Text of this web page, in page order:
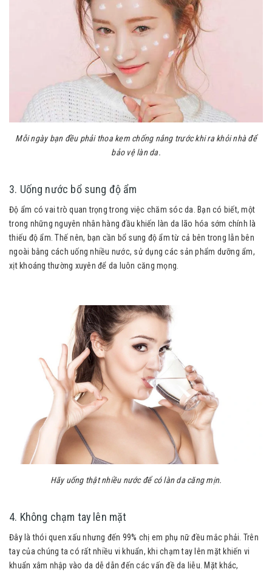
Mỗi ngày bạn đều phải thoa kem chống nắng trước khi ra khỏi nhà để
bảo vệ làn da.
3. Uống nước bổ sung độ ẩm
Độ ẩm có vai trò quan trọng trong việc chăm sóc da. Bạn có biết, một
trong những nguyên nhân hàng đầu khiến làn da lão hóa sớm chính là
thiếu độ ẩm. Thế nên, bạn cần bổ sung độ ẩm từ cả bên trong lẫn bên
ngoài bằng cách uống nhiều nước, sử dụng các sản phẩm dưỡng ẩm,
xịt khoáng thường xuyên để da luôn căng mọng.
Hãy uống thật nhiều nước để có làn da căng mịn.
4. Không chạm tay lên mặt
Đây là thói quen xấu nhưng đến 99% chị em phụ nữ đều mắc phải. Trên
tay của chúng ta có rất nhiều vi khuẩn, khi chạm tay lên mặt khiến vi
khuẩn xâm nhập vào da dễ dẫn đến các vấn đề da liễu. Mặt khác,